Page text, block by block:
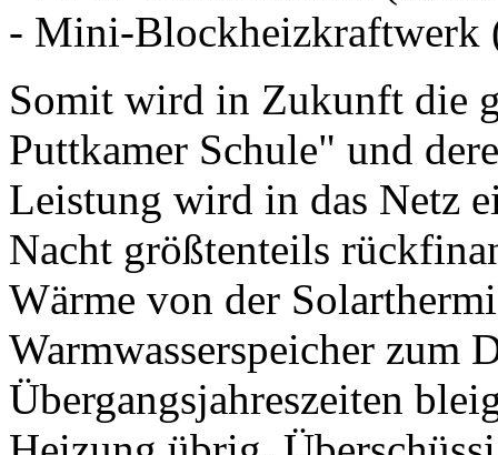
- Mini-Blockheizkraftwerk
Somit wird in Zukunft die
Puttkamer Schule" und
Leistung wird in das Netz
Nacht größtenteils
Wärme von der
Warmwasserspeicher zum
Übergangsjahreszeiten